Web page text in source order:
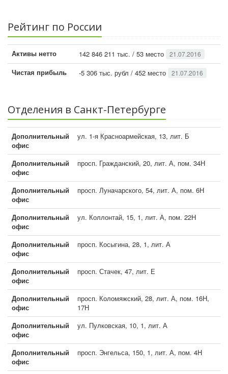
Рейтинг по России
Активы нетто 142 846 211 тыс. / 53 место 21.07.2016
Чистая прибыль -5 306 тыс. рубл / 452 место 21.07.2016
Отделения в Санкт-Петербурге
Дополнительный
офис
ул. 1-я Красноармейская, 13, лит. Б
Дополнительный
офис
просп. Гражданский, 20, лит. А, пом. 34Н
Дополнительный
офис
просп. Луначарского, 54, лит. А, пом. 6Н
Дополнительный
офис
ул. Коллонтай, 15, 1, лит. А, пом. 22Н
Дополнительный
офис
просп. Косыгина, 28, 1, лит. А
Дополнительный
офис
просп. Стачек, 47, лит. Е
Дополнительный
офис
просп. Коломяжский, 28, лит. А, пом. 16Н,
17Н
Дополнительный
офис
ул. Пулковская, 10, 1, лит. А
Дополнительный
офис
просп. Энгельса, 150, 1, лит. А, пом. 4Н